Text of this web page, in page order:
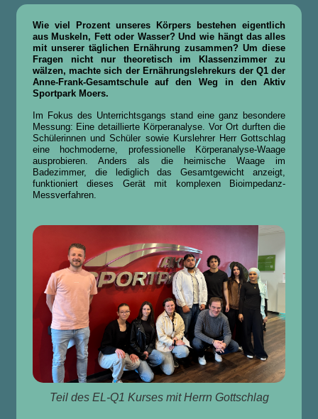
Wie viel Prozent unseres Körpers bestehen eigentlich
aus Muskeln, Fett oder Wasser? Und wie hängt das alles
mit unserer täglichen Ernährung zusammen? Um diese
Fragen nicht nur theoretisch im Klassenzimmer zu
wälzen, machte sich der Ernährungslehrekurs der Q1 der
Anne-Frank-Gesamtschule auf den Weg in den Aktiv
Sportpark Moers.
Im Fokus des Unterrichtsgangs stand eine ganz besondere
Messung: Eine detaillierte Körperanalyse. Vor Ort durften die
Schülerinnen und Schüler sowie Kurslehrer Herr Gottschlag
eine hochmoderne, professionelle Körperanalyse-Waage
ausprobieren. Anders als die heimische Waage im
Badezimmer, die lediglich das Gesamtgewicht anzeigt,
funktioniert dieses Gerät mit komplexen Bioimpedanz-
Messverfahren.
Teil des EL-Q1 Kurses mit Herrn Gottschlag